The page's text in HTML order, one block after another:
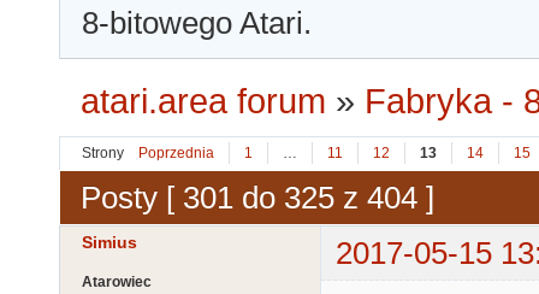
8-bitowego Atari.
atari.area forum » Fabryka -
Strony Poprzednia 1 … 11 12 13 14 15
Posty [ 301 do 325 z 404 ]
Simius 2017-05-15
Atarowiec